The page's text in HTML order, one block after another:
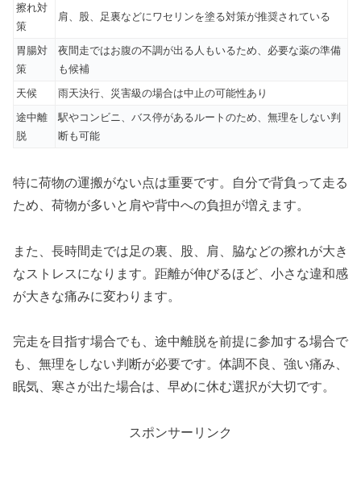
擦れ対
策
肩、股、足裏などにワセリンを塗る対策が推奨されている
胃腸対
策
夜間走ではお腹の不調が出る人もいるため、必要な薬の準備
も候補
天候
雨天決行、災害級の場合は中止の可能性あり
途中離
脱
駅やコンビニ、バス停があるルートのため、無理をしない判
断も可能
特に荷物の運搬がない点は重要です。自分で背負って走る
ため、荷物が多いと肩や背中への負担が増えます。
また、長時間走では足の裏、股、肩、脇などの擦れが大き
なストレスになります。距離が伸びるほど、小さな違和感
が大きな痛みに変わります。
完走を目指す場合でも、途中離脱を前提に参加する場合で
も、無理をしない判断が必要です。体調不良、強い痛み、
眠気、寒さが出た場合は、早めに休む選択が大切です。
スポンサーリンク